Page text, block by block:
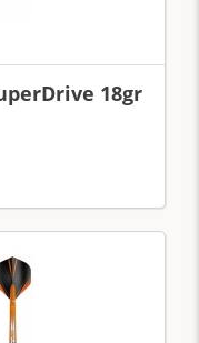
18gr